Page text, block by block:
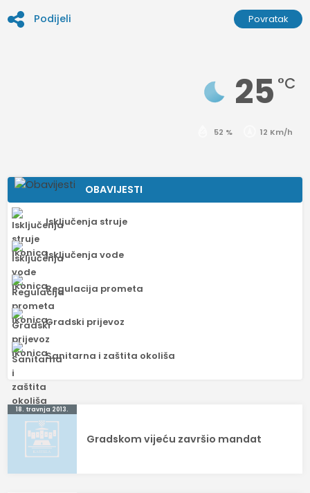
Podijeli Povratak
25 °C
52 % 12 Km/h
OBAVIJESTI
Isključenja struje
Isključenja vode
Regulacija prometa
Gradski prijevoz
Sanitarna i zaštita okoliša
Navigacija
objava
18. travnja 2013.
Gradskom vijeću završio mandat